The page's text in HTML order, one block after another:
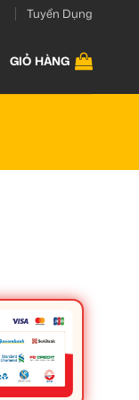
Tuyển Dụng
GIỎ HÀNG